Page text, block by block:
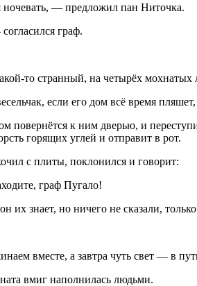
— предложил пан Ниточка.
граф.
то странный, на четырёх мохнатых
если его дом всё время
повернётся к ним дверью, и
горящих углей и отправит в рот.
с плиты, поклонился и говорит:
граф Пугало!
их знает, но ничего не сказали,
вместе, а завтра чуть свет — в
вмиг наполнилась людьми.